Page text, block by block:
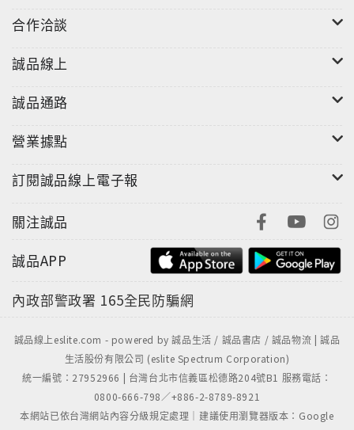
合作洽談
誠品線上
誠品通路
營業據點
訂閱誠品線上電子報
關注誠品
誠品APP
內政部警政署 165全民防騙網
誠品線上eslite.com - powered by 誠品生活 / 誠品書店 / 誠品物流 | 誠品
生活股份有限公司 (eslite Spectrum Corporation)
統一編號：27952966 | 台灣台北市信義區松德路204號B1 服務電話：
0800-666-798／+886-2-8789-8921
本網站已依台灣網站內容分級規定處理｜建議使用瀏覽器版本：Google